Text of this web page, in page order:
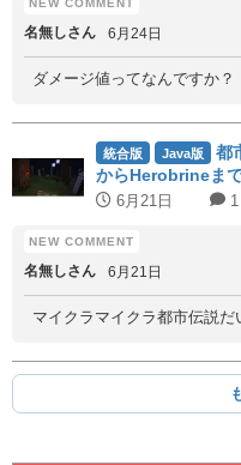
名無しさん 6月24日
ダメージ値ってなんですか？
統合版 Java版
都
からHerobrineま
6月21日 1
名無しさん 6月21日
マイクラマイクラ都市伝説